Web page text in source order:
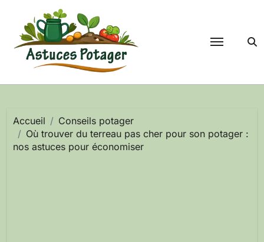
contenu
Accueil
Conseils potager
Où trouver du terreau pas cher pour son potager :
nos astuces pour économiser